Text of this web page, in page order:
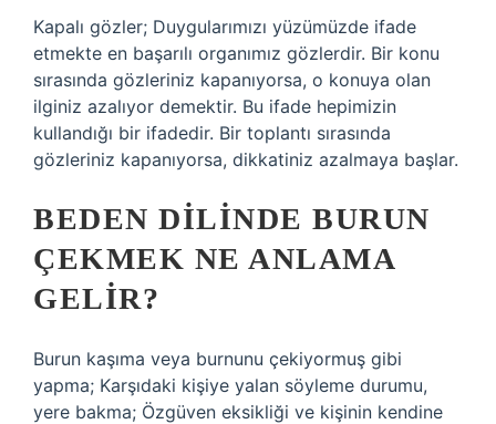
Kapalı gözler; Duygularımızı yüzümüzde ifade
etmekte en başarılı organımız gözlerdir. Bir konu
sırasında gözleriniz kapanıyorsa, o konuya olan
ilginiz azalıyor demektir. Bu ifade hepimizin
kullandığı bir ifadedir. Bir toplantı sırasında
gözleriniz kapanıyorsa, dikkatiniz azalmaya başlar.
BEDEN DILINDE BURUN
ÇEKMEK NE ANLAMA
GELIR?
Burun kaşıma veya burnunu çekiyormuş gibi
yapma; Karşıdaki kişiye yalan söyleme durumu,
yere bakma; Özgüven eksikliği ve kişinin kendine